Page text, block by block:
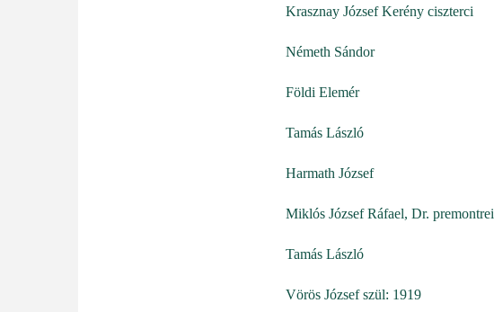
Krasznay József Kerény ciszterci
Németh Sándor
Földi Elemér
Tamás László
Harmath József
Miklós József Ráfael, Dr. premontrei
Tamás László
Vörös József szül: 1919